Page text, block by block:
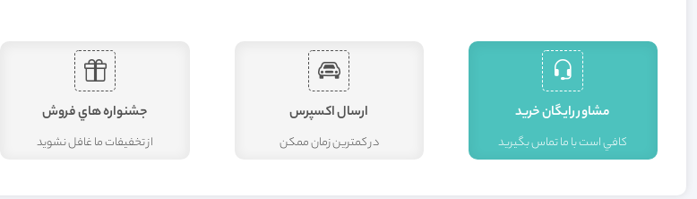
مشاور رايگان خريد
کافي است با ما تماس بگيريد
ارسال اکسپرس
در کمترين زمان ممکن
جشنواره هاي فروش
از تخفيفات ما غافل نشويد